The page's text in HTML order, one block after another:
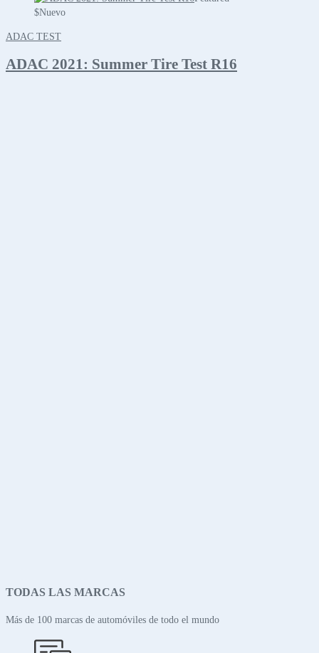
$Nuevo
ADAC TEST
ADAC 2021: Summer Tire Test R16
TODAS LAS MARCAS
Más de 100 marcas de automóviles de todo el mundo